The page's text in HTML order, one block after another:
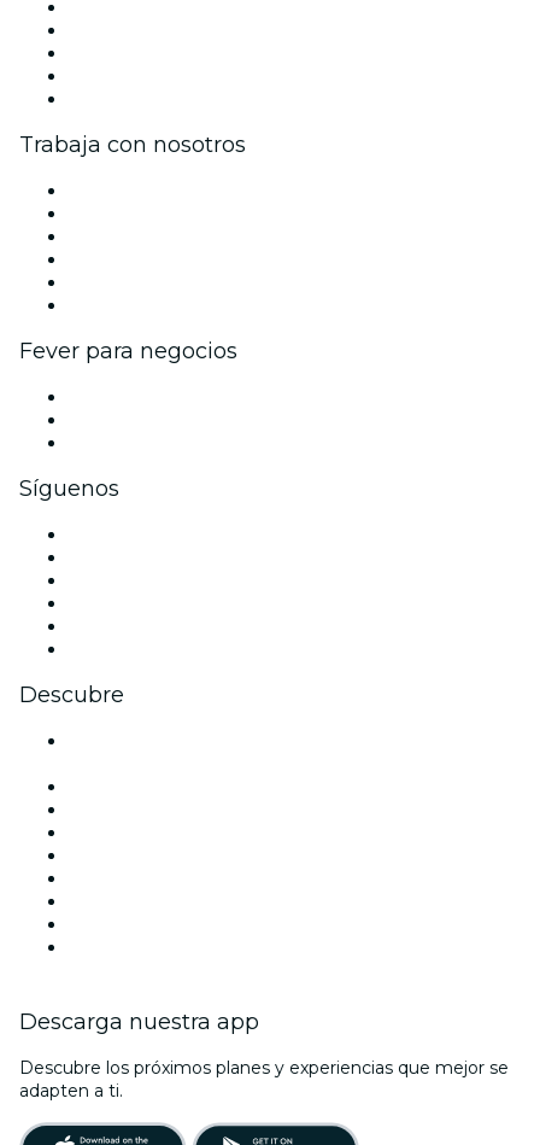
Trabaja con nosotros
Fever para negocios
Síguenos
Descubre
Descarga nuestra app
Descubre los próximos planes y experiencias que mejor se
adapten a ti.